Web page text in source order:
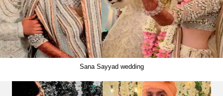
Sana Sayyad wedding